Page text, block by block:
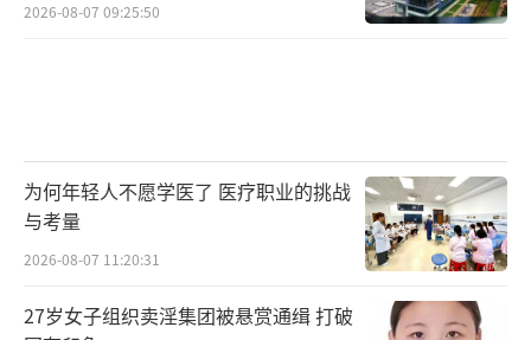
2026-08-07 09:25:50
为何年轻人不愿学医了 医疗职业的挑战
与考量
2026-08-07 11:20:31
27岁女子组织卖淫集团被悬赏通缉 打破